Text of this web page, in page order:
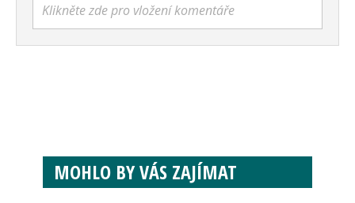
Klikněte zde pro vložení komentáře
MOHLO BY VÁS ZAJÍMAT